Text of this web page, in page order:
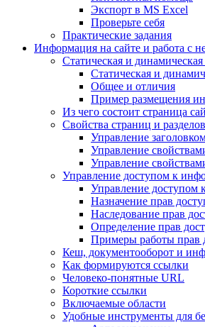
Экспорт в MS Excel
Проверьте себя
Практические задания
Информация на сайте и работа с
Статическая и
Статическая и
Общее и отличия
Пример размещения
Из чего состоит страница
Свойства страниц и разделов
Управление
Управление
Управление
Управление доступом к
Управление доступом
Назначение прав
Наследование прав
Определение прав
Примеры работы прав
Кеш, документооборот и
Как формируются ссылки
Человеко-понятные URL
Короткие ссылки
Включаемые области
Удобные инструменты для